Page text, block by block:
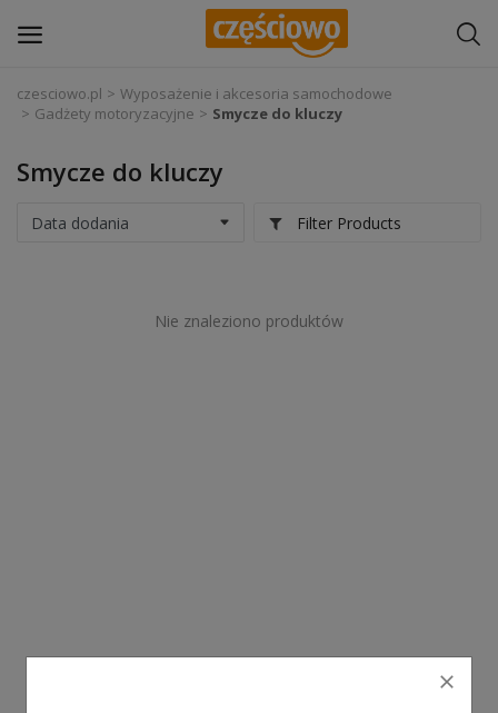
Zaloguj się
Zarejestruj
Wyposażenie i akcesoria samochodowe
czesciowo.pl
Wyposażenie i akcesoria samochodowe
Gadżety motoryzacyjne
Smycze do kluczy
Smycze do kluczy
Filter Products
Nie znaleziono produktów